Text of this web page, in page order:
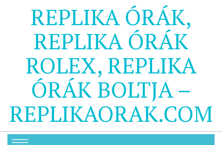
REPLIKA ÓRÁK,
REPLIKA ÓRÁK
ROLEX, REPLIKA
ÓRÁK BOLTJA –
REPLIKAORAK.COM